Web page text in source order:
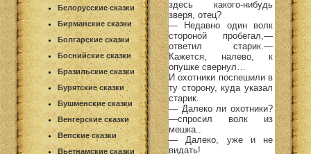
Белорусские сказки
Бирманские сказки
Болгарские сказки
Боснийские сказки
Бразильские сказки
Бурятские сказки
Бушменские сказки
Венгерские сказки
Вепские сказки
Вьетнамские сказки
здесь какого-нибудь
зверя, отец?
— Недавно один волк
стороной пробегал,—
ответил старик.—
Кажется, налево, к
опушке свернул…
И охотники поспешили в
ту сторону, куда указал
старик.
— Далеко ли охотники?
—спросил волк из
мешка..
— Далеко, уже и не
видать!